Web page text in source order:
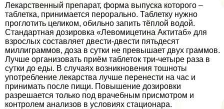
Лекарственный препарат, форма выпуска которого –
таблетка, принимается перopaльно. Таблетку нужно
проглотить целиком, обильно запить тёплой водой.
Стандартная дозировка «Левомицетина Актитаб» для
взрослых составляет двести-двести пятьдесят
миллиграммов, доза в сутки не превышает двух граммов.
Лучше организовать приём таблеток три-четыре раза в
сутки до еды. В случаях возникновения тошноты
употрeбление лекарства лучше перенести на час и
принимать после пищи. Повышение дозировки
разрешается только под врачебным присмотром и
контролем анализов в условиях стационара.